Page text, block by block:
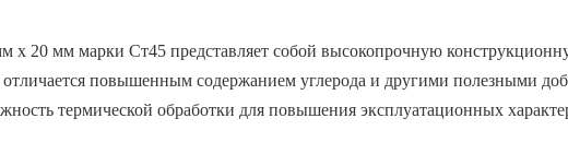
х 20 мм марки Ст45 представляет собой высокопрочную
повышенным содержанием углерода и другими полезными
термической обработки для повышения эксплуатационных